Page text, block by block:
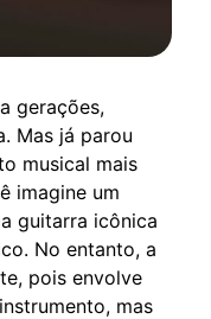
gerações,
Mas já parou
musical mais
imagine um
guitarra icônica
No entanto, a
pois envolve
mas